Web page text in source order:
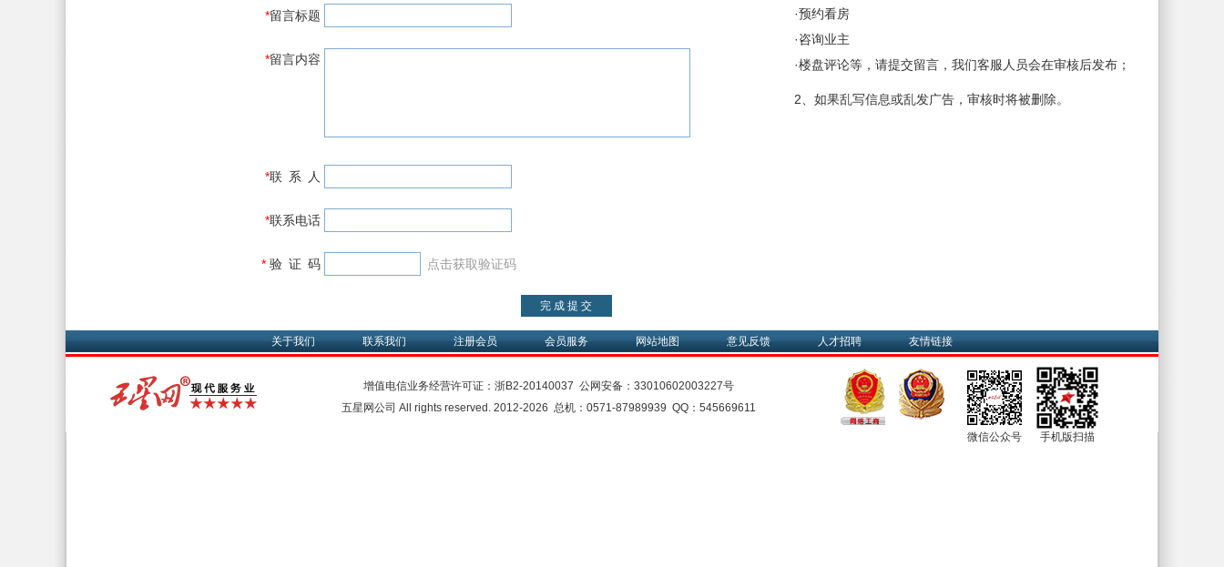
*留言标题
*留言内容
*联 系 人
*联系电话
* 验 证 码 点击获取验证码
·预约看房
·咨询业主
·楼盘评论等，请提交留言，我们客服人员会在审核后发布；
2、如果乱写信息或乱发广告，审核时将被删除。
关于我们 联系我们 注册会员 会员服务 网站地图 意见反馈 人才招聘 友情链接
增值电信业务经营许可证： 浙B2-20140037 公网安备： 33010602003227号
五星网公司 All rights reserved. 2012-2026 总机：0571-87989939 QQ：545669611
微信公众号 手机版扫描